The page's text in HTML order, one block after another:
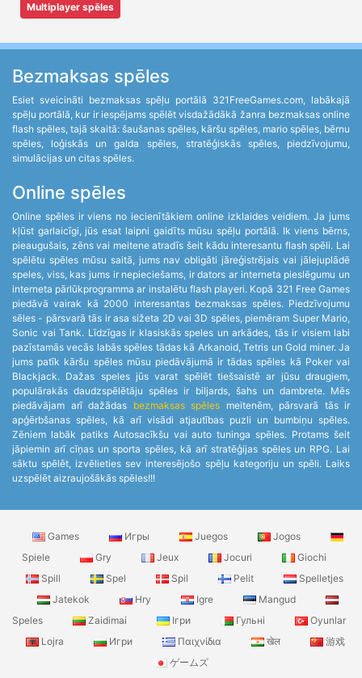
Multiplayer spēles
Bezmaksas spēles
Esiet sveicināti bezmaksas spēļu portālā 321FreeGames.com, labākajā
spēļu portālā, kur ir iespējams spēlēt visdažādākā žanra bezmaksas online
flash spēles, tajā skaitā: šaušanas spēles, kāršu spēles, mario spēles, bērnu
spēles, loģiskās un galda spēles, stratēģiskās spēles, piedzīvojumu,
simulācijas un citas spēles.
Online spēles
Online spēles ir viens no iecienītākiem online izklaides veidiem. Ja jums
kļūst garlaicīgi, jūs esat laipni gaidīts mūsu spēļu portālā. Ik viens bērns,
pieaugušais, zēns vai meitene atradīs šeit kādu interesantu flash spēli. Lai
spēlētu spēles mūsu saitā, jums nav obligāti jāreģistrējais vai jālejuplādē
speles, viss, kas jums ir nepieciešams, ir dators ar interneta pieslēgumu un
interneta pārlūkprogramma ar instalētu flash playeri. Kopā 321 Free Games
piedāvā vairak kā 2000 interesantas bezmaksas spēles. Piedzīvojumu
sēles - pārsvarā tās ir asa sižeta 2D vai 3D spēles, piemēram Super Mario,
Sonic vai Tank. Līdzīgas ir klasiskās speles un arkādes, tās ir visiem labi
pazīstamās vecās labās spēles tādas kā Arkanoid, Tetris un Gold miner. Ja
jums patīk kāršu spēles mūsu piedāvājumā ir tādas spēles kā Poker vai
Blackjack. Dažas speles jūs varat spēlēt tiešsaistē ar jūsu draugiem,
populārakās daudzspēlētāju spēles ir biljards, šahs un dambrete. Mēs
piedāvājam arī dažādas bezmaksas spēles meitenēm, pārsvarā tās ir
apģērbšanas spēles, kā arī visādi atjautības puzli un bumbiņu spēles.
Zēniem labāk patiks Autosacīkšu vai auto tuninga spēles. Protams šeit
jāpiemin arī cīņas un sporta spēles, kā arī stratēģijas spēles un RPG. Lai
sāktu spēlēt, izvēlieties sev interesējošo spēļu kategoriju un spēli. Laiks
uzspēlēt aizraujošākās spēles!!!
Games Игры Juegos
Jogos
Spiele
Gry Jeux Jocuri
Giochi
Spill
Spel Spil Pelit
Spelletjes
Jatekok
Hry Igre
Mangud
Speles
Zaidimai Ігри Гульні
Oyunlar
Lojra
Игри Παιχνίδια खेल
游戏
ゲームズ